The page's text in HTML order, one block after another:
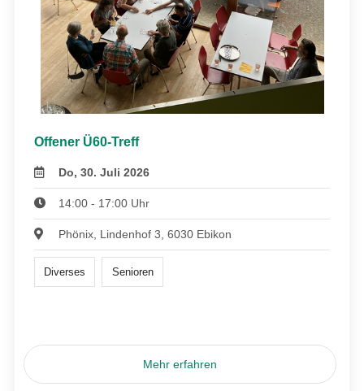
Offener Ü60-Treff
Do, 30. Juli 2026
14:00 - 17:00 Uhr
Phönix, Lindenhof 3, 6030 Ebikon
Diverses Senioren
Mehr erfahren